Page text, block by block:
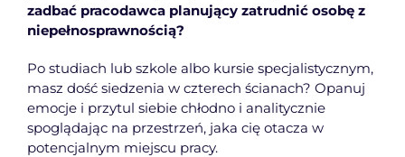
zadbać pracodawca planujący zatrudnić osobę z
niepełnosprawnością?
Po studiach lub szkole albo kursie specjalistycznym,
masz dość siedzenia w czterech ścianach? Opanuj
emocje i przytul siebie chłodno i analitycznie
spoglądając na przestrzeń, jaka cię otacza w
potencjalnym miejscu pracy.